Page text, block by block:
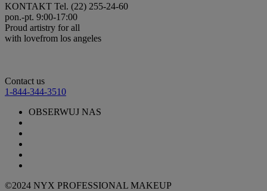
KONTAKT Tel. (22) 255-24-60
pon.-pt. 9:00-17:00
Proud artistry for all
with lovefrom los angeles
Contact us
1-844-344-3510
OBSERWUJ NAS
©2024 NYX PROFESSIONAL MAKEUP